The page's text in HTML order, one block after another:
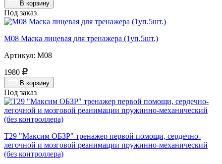
В корзину
Под заказ
М08 Маска лицевая для тренажера (1уп.5шт.)
Артикул: М08
1980
В корзину
Под заказ
Т29 "Максим ОБЗР" тренажер первой помощи, сердечно-
легочной и мозговой реанимации пружинно-механический
(без контроллера)